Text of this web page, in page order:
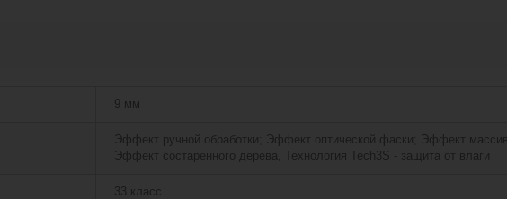
9 мм
Эффект ручной обработки; Эффект оптической фаски; Эффект
Эффект состаренного дерева, Технология Tech3S - защита от влаги
33 класс